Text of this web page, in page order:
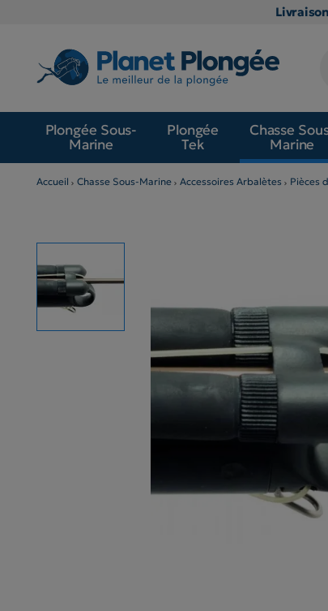
Plongée Sous-
Marine
Plongée
Tek
Chasse
Marine
Accueil Chasse Sous-Marine Accessoires Arbalètes Pièces